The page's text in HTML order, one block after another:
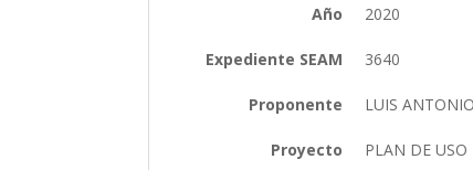
Año 2020
Expediente SEAM 3640
Proponente LUIS
Proyecto PLAN DE USO